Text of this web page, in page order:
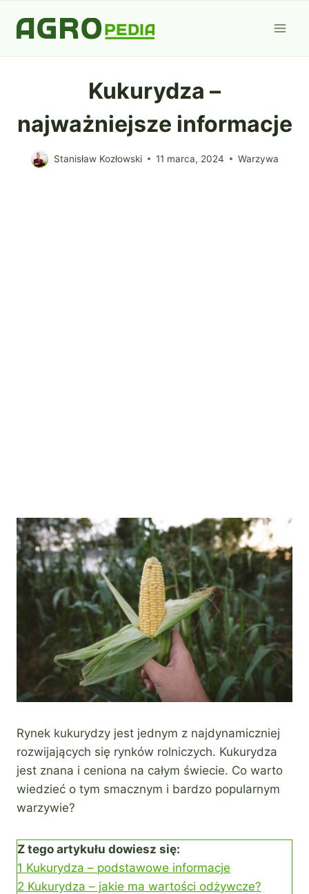
Kukurydza –
najważniejsze informacje
Stanisław Kozłowski 11 marca, 2024 Warzywa
Rynek kukurydzy jest jednym z najdynamiczniej
rozwijających się rynków rolniczych. Kukurydza
jest znana i ceniona na całym świecie. Co warto
wiedzieć o tym smacznym i bardzo popularnym
warzywie?
Z tego artykułu dowiesz się:
1 Kukurydza – podstawowe informacje
2 Kukurydza – jakie ma wartości odżywcze?